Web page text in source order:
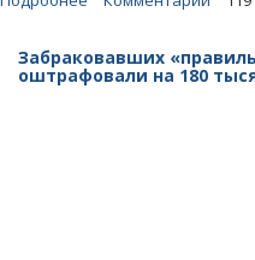
планирует
Забраковавших
оштрафовали на 180